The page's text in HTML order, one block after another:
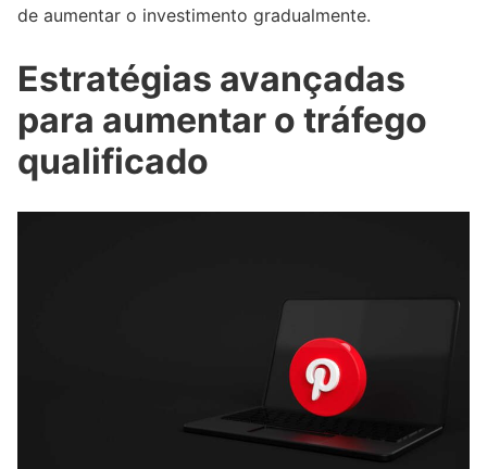
de aumentar o investimento gradualmente.
Estratégias avançadas
para aumentar o tráfego
qualificado